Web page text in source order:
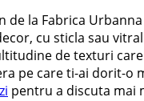
de la Fabrica
cu sticla sau
de texturi
pe care ti-ai dorit-o
pentru a discuta mai